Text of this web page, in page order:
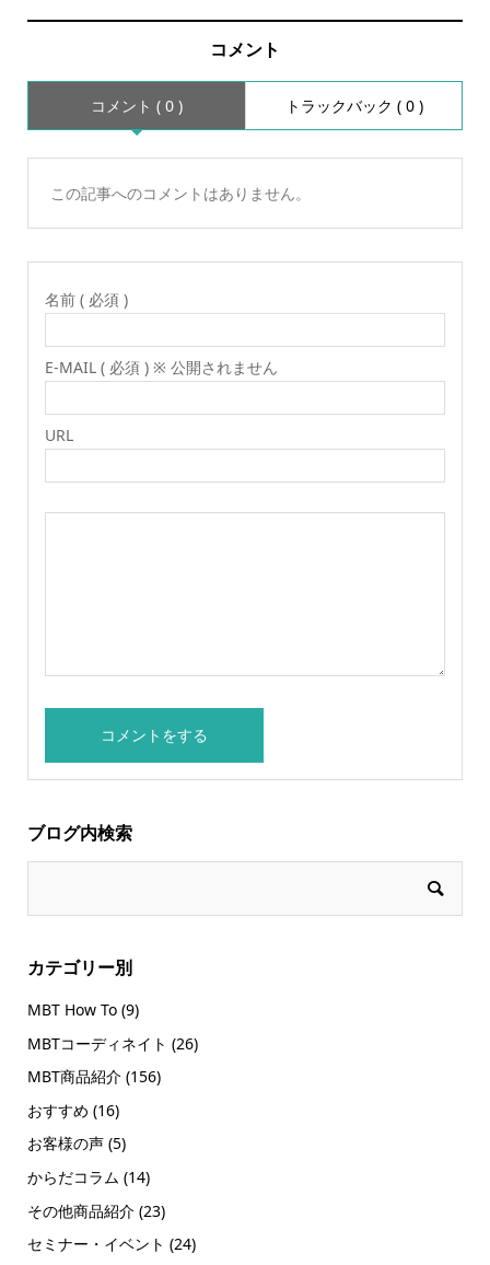
コメント
コメント ( 0 ) トラックバック ( 0 )
この記事へのコメントはありません。
名前 ( 必須 )
E-MAIL ( 必須 ) ※ 公開されません
URL
ブログ内検索
カテゴリー別
MBT How To(9)
MBTコーディネイト (26)
MBT商品紹介(156)
おすすめ (16)
お客様の声(5)
からだコラム (14)
その他商品紹介(23)
セミナー・イベント (24)